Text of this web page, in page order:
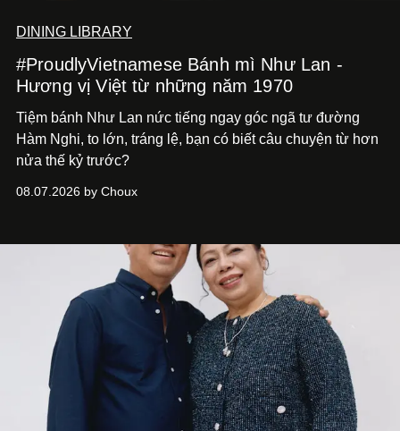
DINING LIBRARY
#ProudlyVietnamese Bánh mì Như Lan -
Hương vị Việt từ những năm 1970
Tiệm bánh Như Lan nức tiếng ngay góc ngã tư đường
Hàm Nghi, to lớn, tráng lệ, bạn có biết câu chuyện từ hơn
nửa thế kỷ trước?
08.07.2026 by Choux